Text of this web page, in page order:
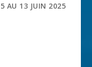
AU 13 JUIN 2025